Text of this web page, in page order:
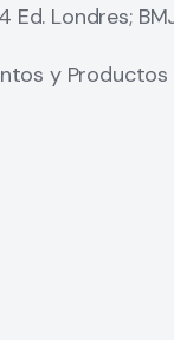
Londres;
y